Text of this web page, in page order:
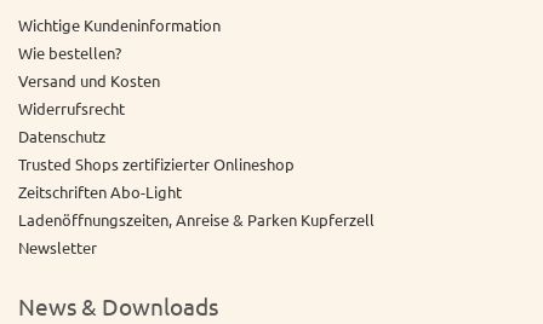
Wichtige Kundeninformation
Wie bestellen?
Versand und Kosten
Widerrufsrecht
Datenschutz
Trusted Shops zertifizierter Onlineshop
Zeitschriften Abo-Light
Ladenöffnungszeiten, Anreise & Parken Kupferzell
Newsletter
News & Downloads